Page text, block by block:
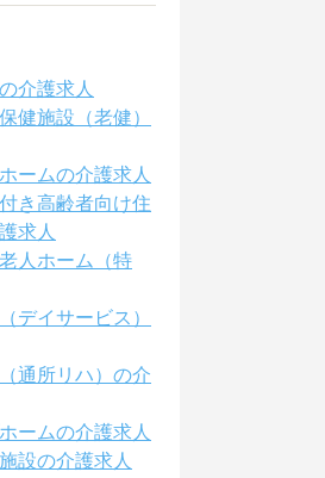
介護求人
健施設（老健）
ームの介護求人
き高齢者向け住
求人
人ホーム（特
デイサービス）
通所リハ）の介
ームの介護求人
設の介護求人